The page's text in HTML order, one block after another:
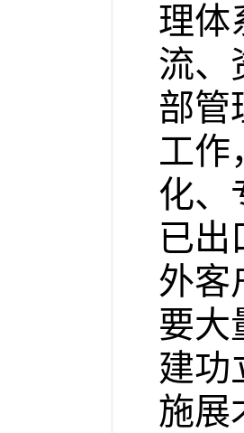
理体
流、
部管
工作
化、
已出
外客
要大
建功
施展